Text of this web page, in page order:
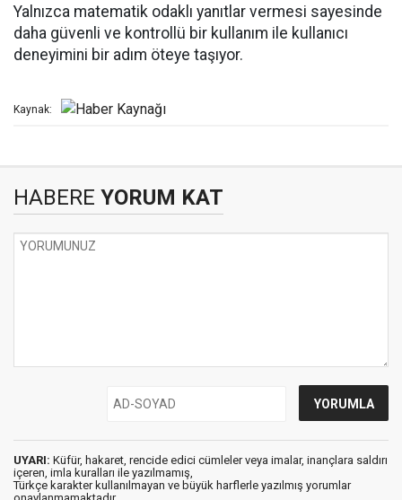
Yalnızca matematik odaklı yanıtlar vermesi sayesinde
daha güvenli ve kontrollü bir kullanım ile kullanıcı
deneyimini bir adım öteye taşıyor.
Kaynak:
HABERE YORUM KAT
UYARI: Küfür, hakaret, rencide edici cümleler veya imalar, inançlara saldırı
içeren, imla kuralları ile yazılmamış,
Türkçe karakter kullanılmayan ve büyük harflerle yazılmış yorumlar